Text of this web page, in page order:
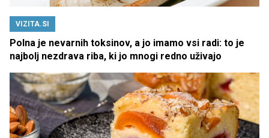
VIZITA.SI
Polna je nevarnih toksinov, a jo imamo vsi radi: to je
najbolj nezdrava riba, ki jo mnogi redno uživajo